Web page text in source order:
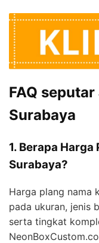
FAQ
Surabaya
1. Berapa
Surabaya?
Harga plang nama
pada ukuran, jenis
serta tingkat